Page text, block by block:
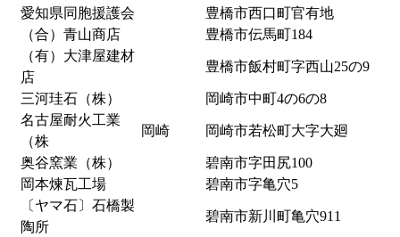
愛知県同胞援護会
豊橋市西口町官有地
（合）青山商店
豊橋市伝馬町184
（有）大津屋建材
店
豊橋市飯村町字西山25の9
三河珪石（株）
岡崎市中町4の6の8
名古屋耐火工業
（株
岡崎 岡崎市若松町大字大廻
奥谷窯業（株）
碧南市字田尻100
岡本煉瓦工場
碧南市字亀穴5
〔ヤマ石〕石橋製
陶所
碧南市新川町亀穴911